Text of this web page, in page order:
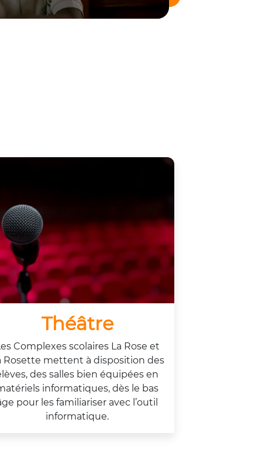
Théâtre
Complexes scolaires La Rose et
Rosette mettent à disposition des
des salles bien équipées en
informatiques, dès le bas
pour les familiariser avec l’outil
informatique.